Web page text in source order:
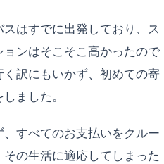
はすでに出発しており、ス
ンはそこそこ高かったので
訳にもいかず、初めての寄
ました。
すべてのお支払いをクルー
の生活に適応してしまった